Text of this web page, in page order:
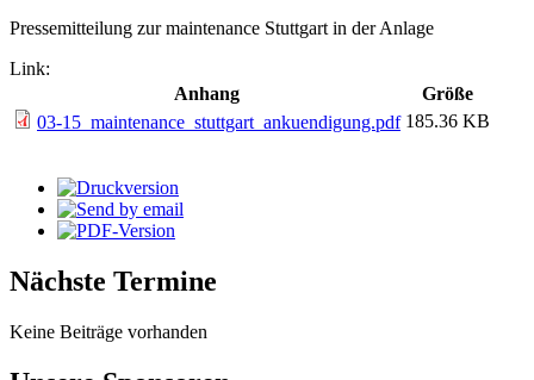
Pressemitteilung zur maintenance Stuttgart in der Anlage
Link:
Anhang
Größe
03-15_maintenance_stuttgart_ankuendigung.pdf 185.36 KB
Nächste Termine
Keine Beiträge vorhanden